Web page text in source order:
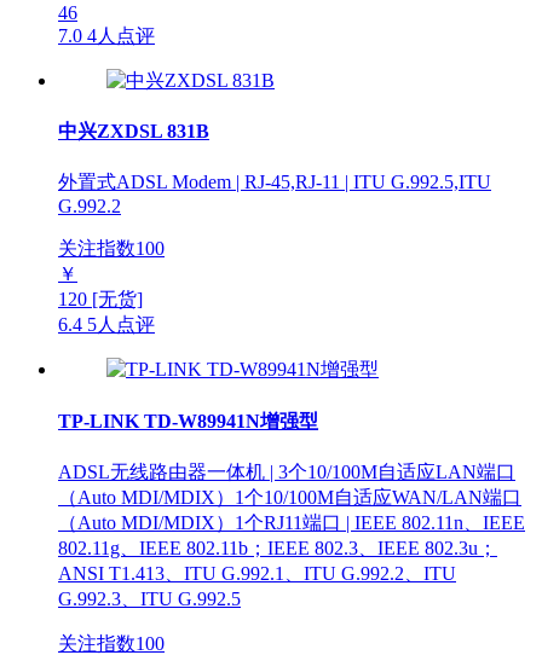
46
7.0 4人点评
中兴ZXDSL 831B
外置式ADSL Modem | RJ-45,RJ-11 | ITU G.992.5,ITU
G.992.2
关注指数100
￥
120 [无货]
6.4 5人点评
TP-LINK TD-W89941N增强型
ADSL无线路由器一体机 | 3个10/100M自适应LAN端口
（Auto MDI/MDIX）1个10/100M自适应WAN/LAN端口
（Auto MDI/MDIX）1个RJ11端口 | IEEE 802.11n、IEEE
802.11g、IEEE 802.11b；IEEE 802.3、IEEE 802.3u；
ANSI T1.413、ITU G.992.1、ITU G.992.2、ITU
G.992.3、ITU G.992.5
关注指数100